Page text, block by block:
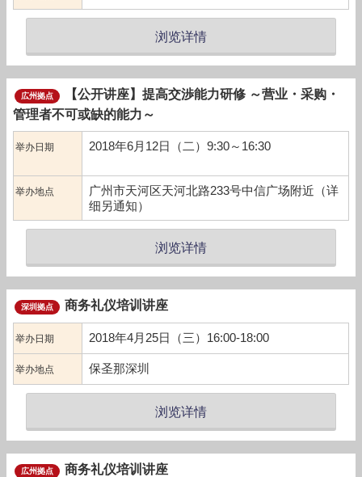
浏览详情
広州拠点
【公开讲座】提高交渉能力研修 ～营业・采购・
管理者不可或缺的能力～
举办日期 2018年6月12日（二）9:30～16:30
举办地点
广州市天河区天河北路233号中信广场附近（详
细另通知）
浏览详情
深圳拠点 商务礼仪培训讲座
举办日期 2018年4月25日（三）16:00-18:00
举办地点 保圣那深圳
浏览详情
広州拠点 商务礼仪培训讲座